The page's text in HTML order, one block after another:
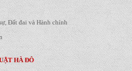
Đất đai và Hành chính
HÀ ĐÔ